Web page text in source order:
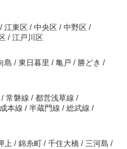
/ 江東区 / 中央区 / 中野区 /
/ 江戸川区
島 / 東日暮里 / 亀戸 / 勝どき /
/ 常磐線 / 都営浅草線 /
本線 / 半蔵門線 / 総武線 /
上 / 錦糸町 / 千住大橋 / 三河島 /